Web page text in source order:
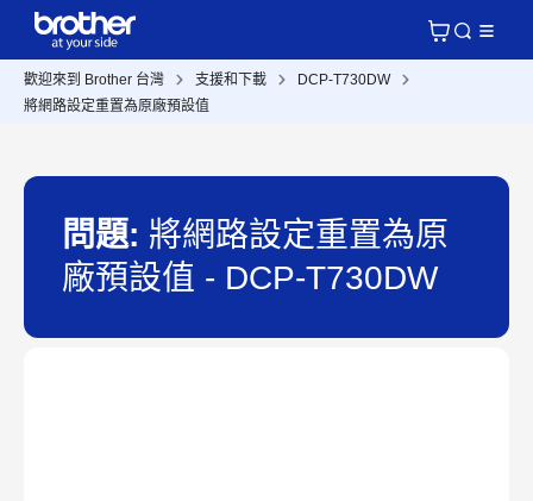
歡迎來到 Brother 台灣 支援和下載
DCP-T730DW
將網路設定重置為原廠預設值
問題: 將網路設定重置為原
廠預設值 - DCP-T730DW